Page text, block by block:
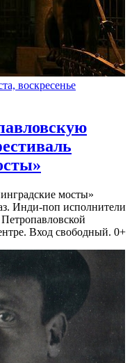
воскресенье
мосты»
Инди-поп исполнители
Вход свободный. 0+